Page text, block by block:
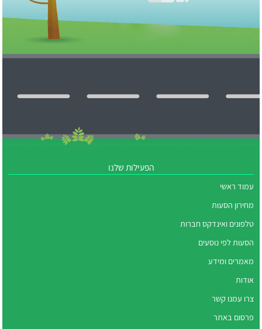
הפעילות שלנו
עמוד ראשי
מחירון הסעות
טלפונים ואינדקס חברות
הסעות לפי נוסעים
מאמרים ומידע
אודות
צרו עמנו קשר
פרסום באתר